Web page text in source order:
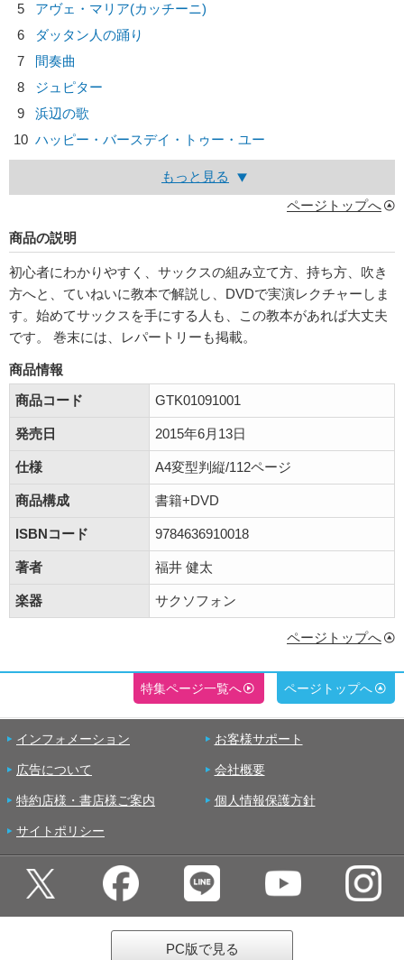
5
アヴェ・マリア(カッチーニ)
6
ダッタン人の踊り
7
間奏曲
8
ジュピター
9
浜辺の歌
10 ハッピー・バースデイ・トゥー・ユー
もっと見る
ページトップへ
商品の説明
初心者にわかりやすく、サックスの組み立て方、持ち方、吹き
方へと、ていねいに教本で解説し、DVDで実演レクチャーしま
す。始めてサックスを手にする人も、この教本があれば大丈夫
です。 巻末には、レパートリーも掲載。
商品情報
商品コード
GTK01091001
発売日 2015年6月13日
仕様 A4変型判縦/112ページ
商品構成 書籍+DVD
ISBNコード 9784636910018
著者 福井 健太
楽器 サクソフォン
ページトップへ
特集ページ一覧へ ページトップへ
インフォメーション お客様サポート
広告について 会社概要
特約店様・書店様ご案内 個人情報保護方針
サイトポリシー
PC版で見る